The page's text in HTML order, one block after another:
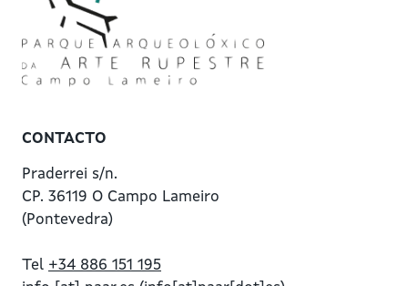
CONTACTO
Praderrei s/n.
CP. 36119 O Campo Lameiro
(Pontevedra)
Tel +34 886 151 195